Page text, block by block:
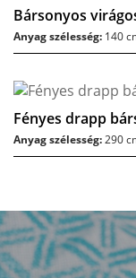
Bársonyos
Anyag szélesség: 140
Fényes drapp
Anyag szélesség:290